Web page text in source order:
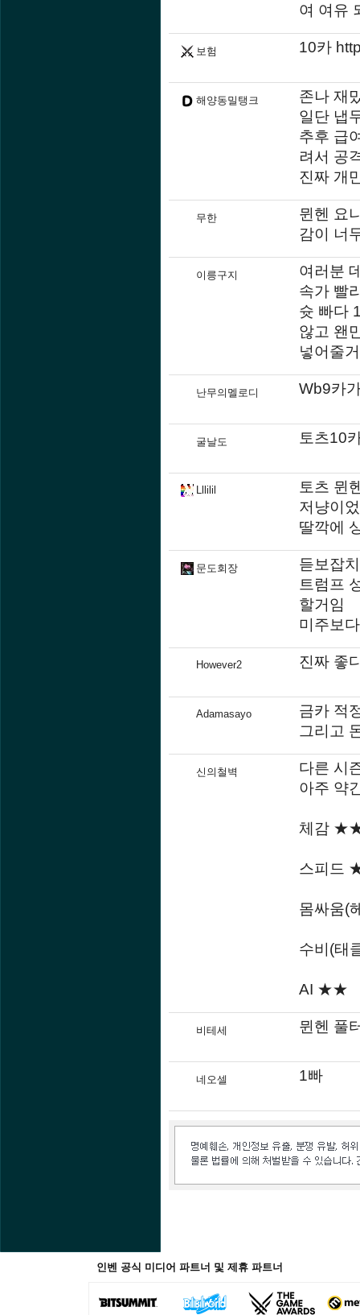
여 여유
보험 10카
해양동밀탱크
존나 재
일단 냅
추후 급
려서 공
진짜 개
무한
뮌헨 요
감이 너
이릉구지
여러분
속가 빨
슛 빠다
않고 왠
넣어줄
난무의멜로디 Wb9카
굴날도 토츠10
Lllilil
토츠 뮌
저냥이
딸깍에
문도회장
듣보잡
트럼프
할거임
미주보
However2 진짜 좋
Adamasayo
금카 적
그리고
신의철벽
다른 시
아주 약
체감
스피
몸싸움
수비(
AI ★★
비테세 뮌헨 풀
네오셀 1빠
인벤 공식 미디어 파트너 및 제휴 파트너